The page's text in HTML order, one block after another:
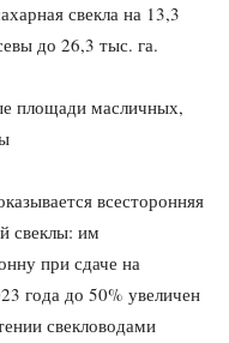
свекла на 13,3
до 26,3 тыс. га.
всесторонняя
свеклы: им
при сдаче на
года до 50% увеличен
свекловодами